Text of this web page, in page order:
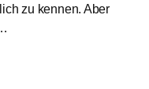
zu kennen. Aber